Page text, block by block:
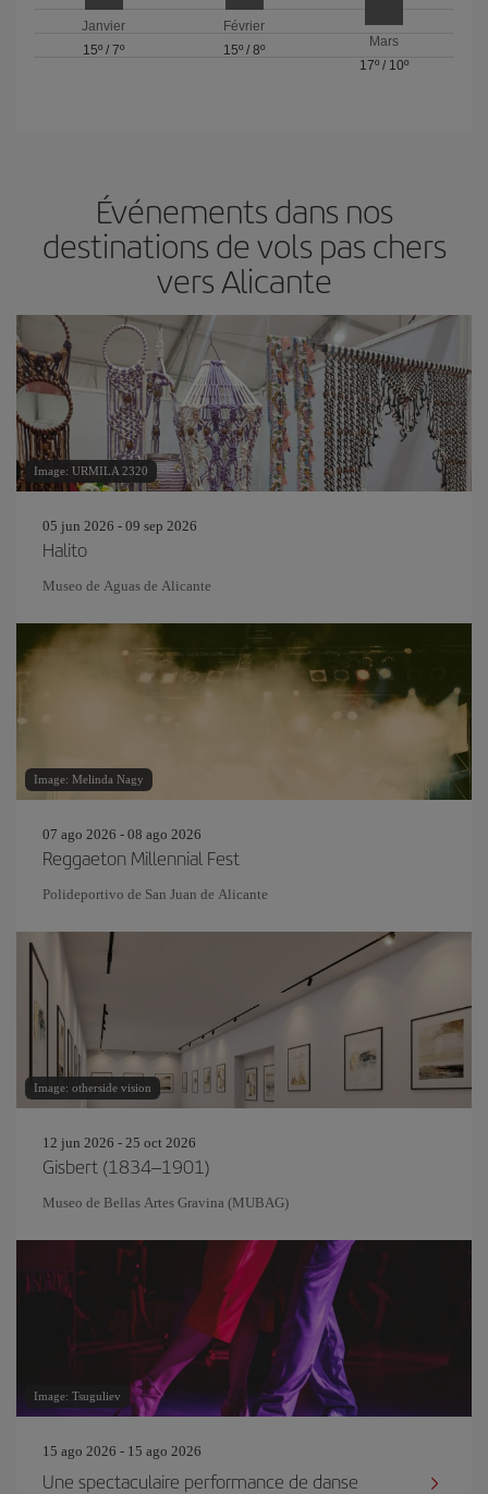
Janvier
15º /7º
Février
15º / 8º
Mars
17º / 10º
Événements dans nos
destinations de vols pas chers
vers Alicante
Image: URMILA 2320
05 jun 2026 - 09 sep 2026
Halito
Museo de Aguas de Alicante
Image: Melinda Nagy
07 ago 2026 - 08 ago 2026
Reggaeton Millennial Fest
Polideportivo de San Juan de Alicante
Image: otherside vision
12 jun 2026 - 25 oct 2026
Gisbert (1834–1901)
Museo de Bellas Artes Gravina (MUBAG)
Image: Tsuguliev
15 ago 2026 - 15 ago 2026
Une spectaculaire performance de danse